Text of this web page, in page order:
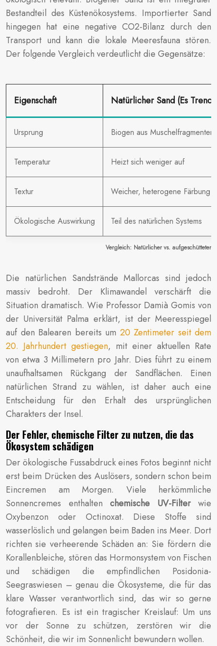
Bestandteil des Küstenökosystems. Importierter Sand
hingegen hat eine negative CO2-Bilanz durch den
Transport und kann die lokale Meeresfauna stören.
Der folgende Vergleich verdeutlicht die Gegensätze:
Vergleich: Natürlicher vs. aufgeschütteter
Eigenschaft Natürlicher Sand (Es Trenc)
Ursprung Biogen aus Muschelfragmenten
Temperatur Heizt sich weniger auf
Textur Weicher, heterogene Färbung
Ökologische Auswirkung Teil des natürlichen Systems
Die natürlichen Sandstrände Mallorcas sind jedoch
massiv bedroht. Der Klimawandel verschärft die
Situation dramatisch. Wie Professor Damià Gomis von
der Universität Palma erklärt, ist der Meeresspiegel
auf den Balearen bereits um 20 Zentimeter seit dem
20. Jahrhundert gestiegen, mit einer aktuellen Rate
von etwa 3 Millimetern pro Jahr. Dies führt zu einem
unaufhaltsamen Rückgang der Sandflächen. Einen
natürlichen Strand zu wählen, ist daher auch eine
Entscheidung für den Erhalt des ursprünglichen
Charakters der Insel.
Der Fehler, chemische Filter zu nutzen, die das
Ökosystem schädigen
Der ökologische Fussabdruck eines Fotos beginnt nicht
erst beim Drücken des Auslösers, sondern schon beim
Eincremen am Morgen. Viele herkömmliche
Sonnencremes enthalten chemische UV-Filterwie
Oxybenzon oder Octinoxat. Diese Stoffe sind
wasserlöslich und gelangen beim Baden ins Meer. Dort
richten sie verheerende Schäden an: Sie fördern die
Korallenbleiche, stören das Hormonsystem von Fischen
und schädigen die empfindlichen Posidonia-
Seegraswiesen – genau die Ökosysteme, die für das
klare Wasser verantwortlich sind, das wir so gerne
fotografieren. Es ist ein tragischer Kreislauf: Um uns
vor der Sonne zu schützen, zerstören wir die
Schönheit, die wir im Sonnenlicht bewundern wollen.